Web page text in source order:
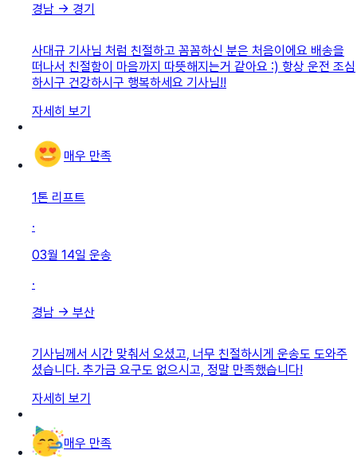
경남 → 경기
사대규 기사님 처럼 친절하고 꼼꼼하신 분은 처음이에요 배송을
떠나서 친절함이 마음까지 따뜻해지는거 같아요 :) 항상 운전 조심
하시구 건강하시구 행복하세요 기사님!!
자세히 보기
매우 만족
1톤 리프트
·
03월 14일 운송
·
경남 → 부산
기사님께서 시간 맞춰서 오셨고, 너무 친절하시게 운송도 도와주
셨습니다. 추가금 요구도 없으시고, 정말 만족했습니다!
자세히 보기
매우 만족